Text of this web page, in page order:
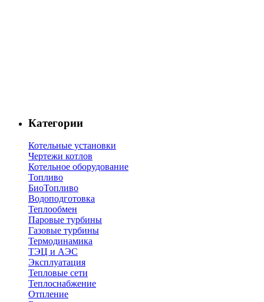
Категории
Котельные установки
Чертежи котлов
Котельное оборудование
Топливо
БиоТопливо
Водоподготовка
Теплообмен
Паровые турбины
Газовые турбины
Термодинамика
ТЭЦ и АЭС
Эксплуатация
Тепловые сети
Теплоснабжение
Отпление